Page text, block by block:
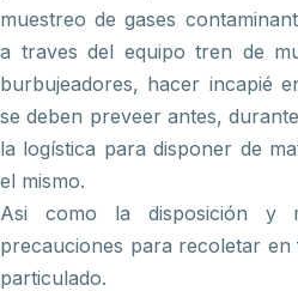
muestreo de gases
a traves del equipo tren de
burbujeadores, hacer incapié
se deben preveer antes,
la logística para disponer de
el mismo.
Asi como la disposición y
precauciones para recoletar
particulado.